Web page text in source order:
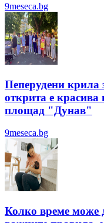
9meseca.bg
Пеперудени крила
открита е красива
площад "Дунав"
9meseca.bg
Колко време може